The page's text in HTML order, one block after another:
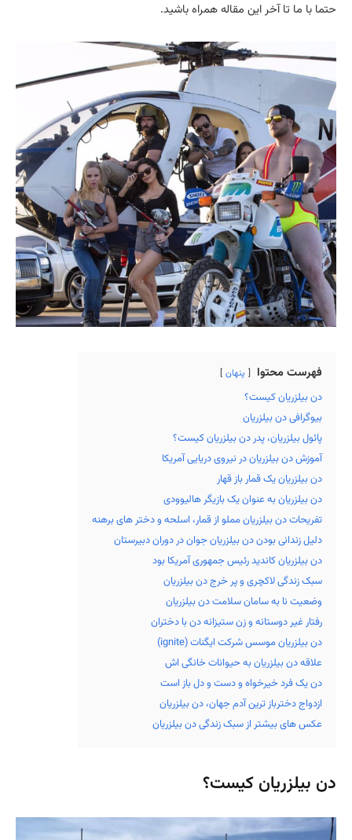
حتما با ما تا آخر این مقاله همراه باشید.
فهرست محتوا پنهان
دن بیلزریان کیست؟
بیوگرافی دن بیلزریان
پائول بیلزریان، پدر دن بیلزریان کیست؟
آموزش دن بیلزریان در نیروی دریایی آمریکا
دن بیلزریان یک قمار باز قهار
دن بیلزریان به عنوان یک بازیگر هالیوودی
تفریحات دن بیلزریان مملو از قمار، اسلحه و دختر های برهنه
دلیل زندانی بودن دن بیلزریان جوان در دوران دبیرستان
دن بیلزریان کاندید رئیس جمهوری آمریکا بود
سبک زندگی لاکچری و پر خرج دن بیلزریان
وضعیت نا به سامان سلامت دن بیلزریان
رفتار غیر دوستانه و زن ستیزانه دن با دختران
دن بیلزریان موسس شرکت ایگنات (ignite)
علاقه دن بیلزریان به حیوانات خانگی اش
دن یک فرد خیرخواه و دست و دل باز است
ازدواج دخترباز ترین آدم جهان، دن بیلزریان
عکس های بیشتر از سبک زندگی دن بیلزریان
دن بیلزریان کیست؟